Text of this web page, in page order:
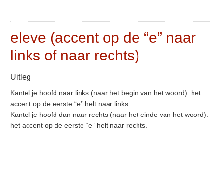
eleve (accent op de “e” naar
links of naar rechts)
Uitleg
Kantel je hoofd naar links (naar het begin van het woord): het
accent op de eerste “e” helt naar links.
Kantel je hoofd dan naar rechts (naar het einde van het woord):
het accent op de eerste “e” helt naar rechts.